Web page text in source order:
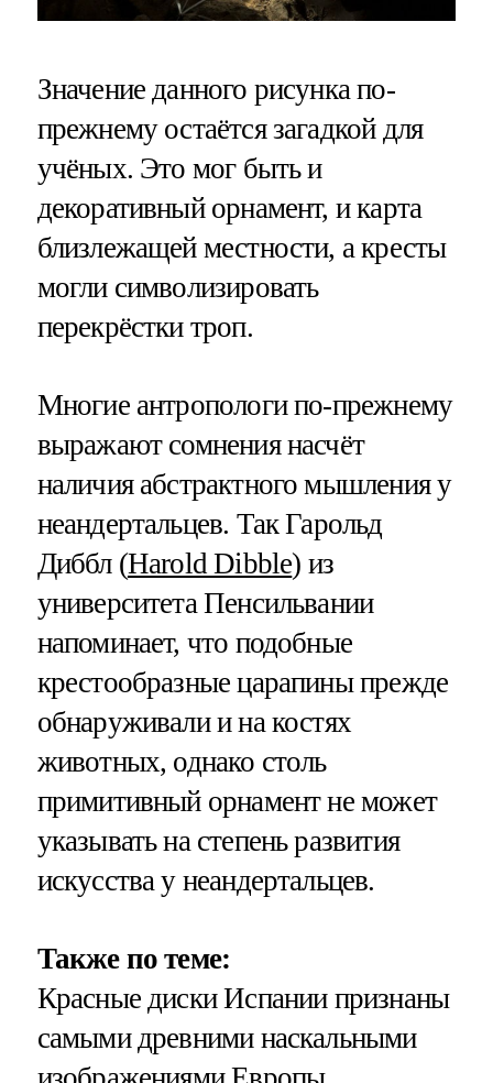
Значение данного рисунка по-
прежнему остаётся загадкой для
учёных. Это мог быть и
декоративный орнамент, и карта
близлежащей местности, а кресты
могли символизировать
перекрёстки троп.
Многие антропологи по-прежнему
выражают сомнения насчёт
наличия абстрактного мышления у
неандертальцев. Так Гарольд
Диббл (Harold Dibble) из
университета Пенсильвании
напоминает, что подобные
крестообразные царапины прежде
обнаруживали и на костях
животных, однако столь
примитивный орнамент не может
указывать на степень развития
искусства у неандертальцев.
Также по теме:
Красные диски Испании признаны
самыми древними наскальными